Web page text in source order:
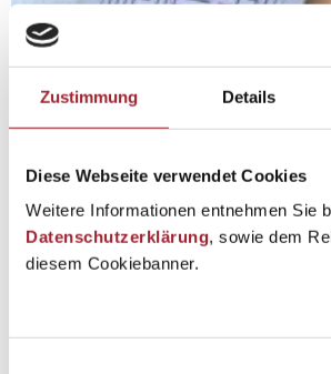
Zustimmung Details
Diese Webseite verwendet Cookies
Weitere Informationen entnehmen Sie
Datenschutzerklärung, sowie dem
diesem Cookiebanner.